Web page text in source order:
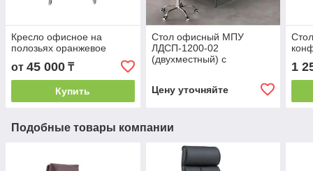
Кресло офисное на
полозьях оранжевое
от 45 000 ₸
Купить
Стол офисный МПУ
ЛДСП-1200-02
(двухместный) с
Цену уточняйте
1
Подобные товары компании